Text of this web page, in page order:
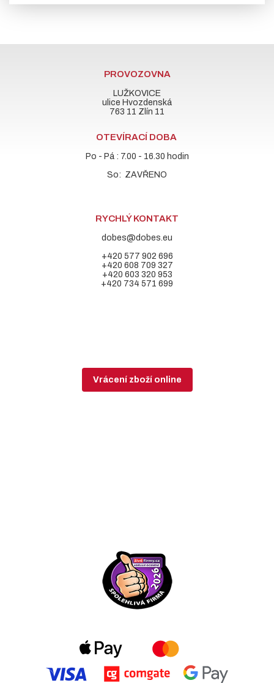
PROVOZOVNA
LUŽKOVICE
ulice Hvozdenská
763 11 Zlín 11
OTEVÍRACÍ DOBA
Po - Pá : 7.00 - 16.30 hodin
So: ZAVŘENO
RYCHLÝ KONTAKT
dobes@dobes.eu
+420 577 902 696
+420 608 709 327
+420 603 320 953
+420 734 571 699
Vrácení zboží online